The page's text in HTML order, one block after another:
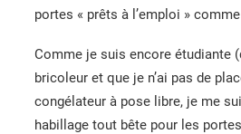
portes « prêts à l’emploi »
Comme je suis encore étudiante
bricoleur et que je n’ai pas de
congélateur à pose libre, je me
habillage tout bête pour les